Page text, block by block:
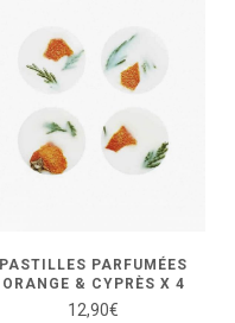
PASTILLES PARFUMÉES
ORANGE & CYPRÈS X 4
12,90€